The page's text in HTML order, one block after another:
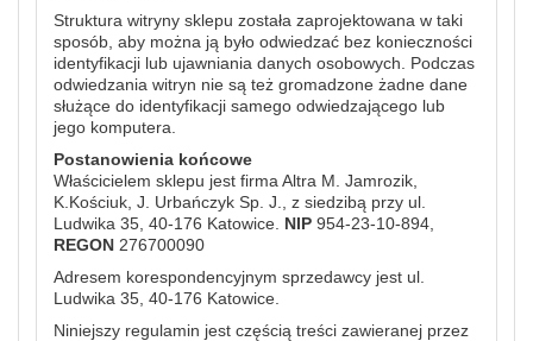
Struktura witryny sklepu została zaprojektowana w taki
sposób, aby można ją było odwiedzać bez konieczności
identyfikacji lub ujawniania danych osobowych. Podczas
odwiedzania witryn nie są też gromadzone żadne dane
służące do identyfikacji samego odwiedzającego lub
jego komputera.
Postanowienia końcowe
Właścicielem sklepu jest firma Altra M. Jamrozik,
K.Kościuk, J. Urbańczyk Sp. J., z siedzibą przy ul.
Ludwika 35, 40-176 Katowice. NIP 954-23-10-894,
REGON 276700090
Adresem korespondencyjnym sprzedawcy jest ul.
Ludwika 35, 40-176 Katowice.
Niniejszy regulamin jest częścią treści zawieranej przez